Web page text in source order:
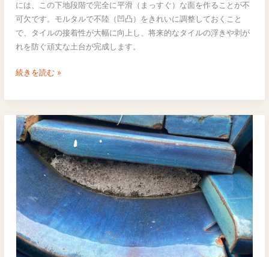
には、この下地段階で完全に平滑（まっすぐ）な面を作ることが不
可欠です。モルタルで不陸（凹凸）をきれいに調整しておくこと
で、タイルの接着性が大幅に向上し、将来的なタイルの浮きや剥が
れを防ぐ頑丈な土台が完成します。
ル
ル
工
ル
の
接
着
高
め
る
平
滑
続きを読む »